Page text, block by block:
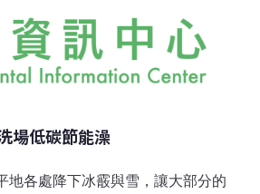
場低碳節能澡
地各處降下冰霰與雪，讓大部分的